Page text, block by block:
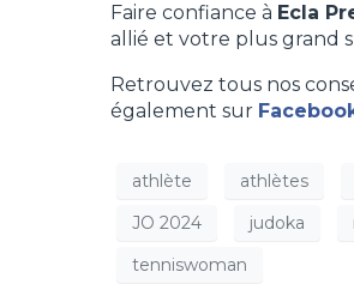
Faire confiance à Ecla
allié et votre plus grand
Retrouvez tous nos
également sur
athlète athlètes
JO 2024
judoka
tenniswoman